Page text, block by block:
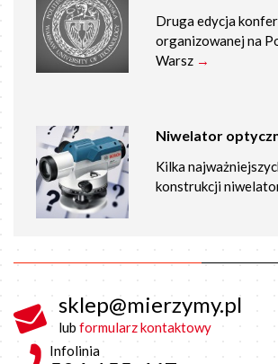
Druga edycja
organizowanej na
Warsz →
Niwelator
Kilka
konstrukcji
sklep@mierzymy.pl
lub formularz kontaktowy
Infolinia